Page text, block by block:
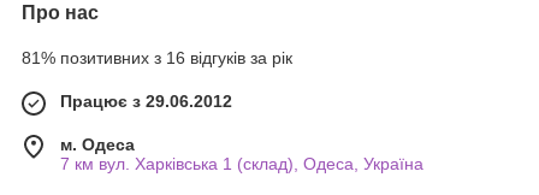
Про нас
81% позитивних з 16 відгуків за рік
Працює з 29.06.2012
м. Одеса
7 км вул. Харківська 1 (склад), Одеса, Україна